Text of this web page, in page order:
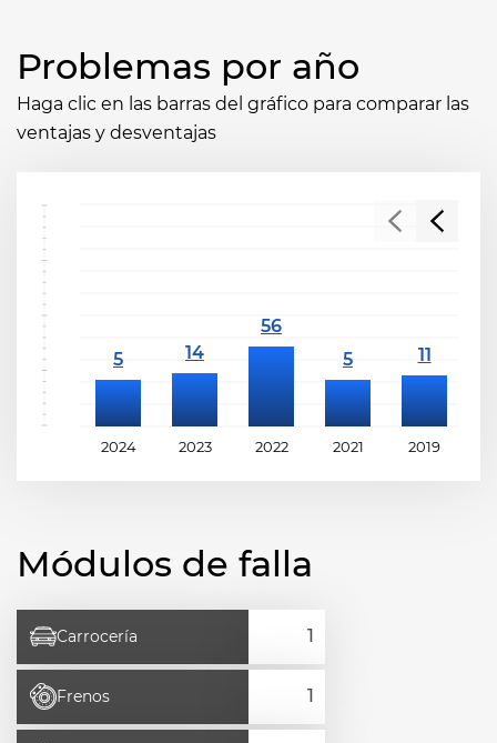
Problemas por año
Haga clic en las barras del gráfico para comparar las
ventajas y desventajas
2024 2023 2022 2021 2019
Módulos de falla
Carrocería
Frenos